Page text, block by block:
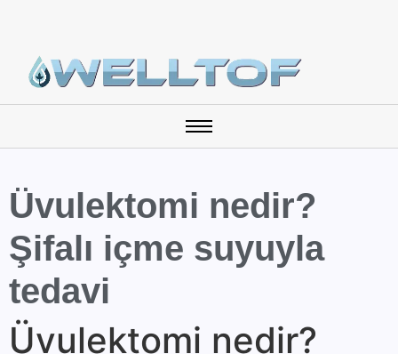
Üvulektomi nedir?
Şifalı içme suyuyla
tedavi
Üvulektomi nedir?